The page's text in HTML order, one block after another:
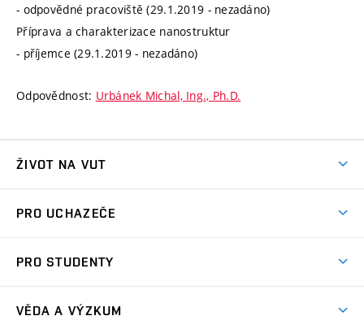
- odpovědné pracoviště (29.1.2019 - nezadáno)
Příprava a charakterizace nanostruktur
- příjemce (29.1.2019 - nezadáno)
Odpovědnost: Urbánek Michal, Ing., Ph.D.
ŽIVOT NA VUT
Koleje
Sport na VUT
PRO UCHAZEČE
Dny otevřených dveří
PRO STUDENTY
VĚDA A VÝZKUM